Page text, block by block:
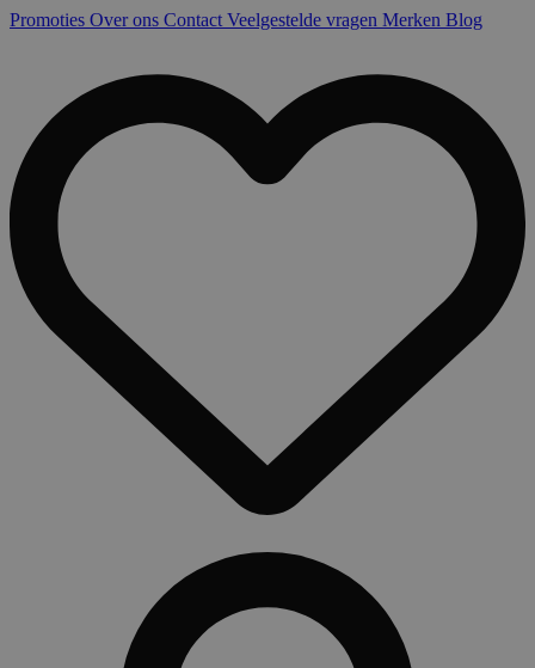
Promoties Over ons Contact Veelgestelde vragen Merken Blog